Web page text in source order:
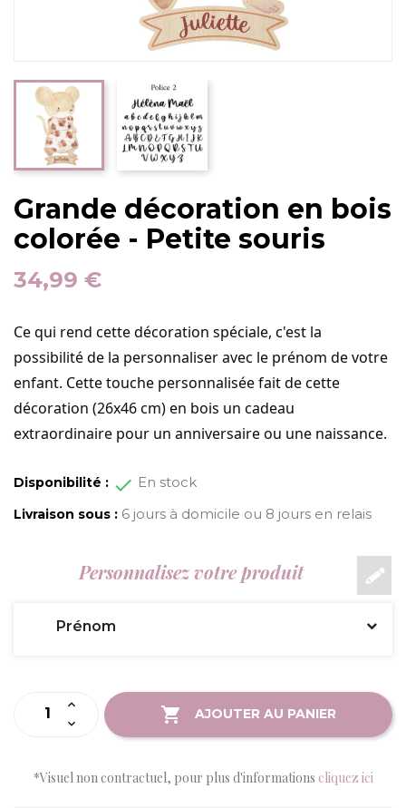
Grande décoration en bois
colorée - Petite souris
34,99 €
Ce qui rend cette décoration spéciale, c'est la
possibilité de la personnaliser avec le prénom de votre
enfant. Cette touche personnalisée fait de cette
décoration (26x46 cm) en bois un cadeau
extraordinaire pour un anniversaire ou une naissance.
Disponibilité : En stock
Livraison sous : 6 jours à domicile ou 8 jours en relais
Personnalisez votre produit
Prénom
AJOUTER AU PANIER
*Visuel non contractuel, pour plus d'informations cliquez ici